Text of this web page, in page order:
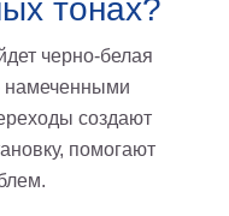
тонах?
черно-белая
намеченными
создают
помогают